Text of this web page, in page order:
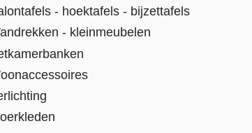
- hoektafels - bijzettafels
- kleinmeubelen